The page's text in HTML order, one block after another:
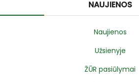
NAUJIENOS
Naujienos
Užsienyje
ŽŪR pasiūlymai